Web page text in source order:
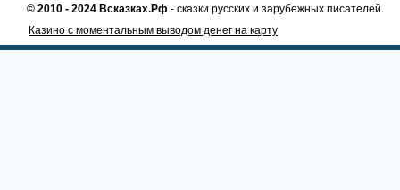
© 2010 - 2024 Всказках.Рф - сказки русских и зарубежных писателей.
Казино с моментальным выводом денег на карту